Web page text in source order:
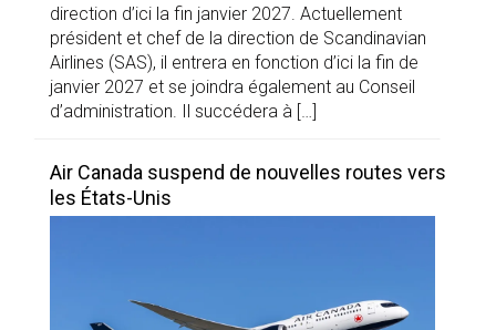
direction d’ici la fin janvier 2027. Actuellement
président et chef de la direction de Scandinavian
Airlines (SAS), il entrera en fonction d’ici la fin de
janvier 2027 et se joindra également au Conseil
d’administration. Il succédera à […]
Air Canada suspend de nouvelles routes vers
les États-Unis